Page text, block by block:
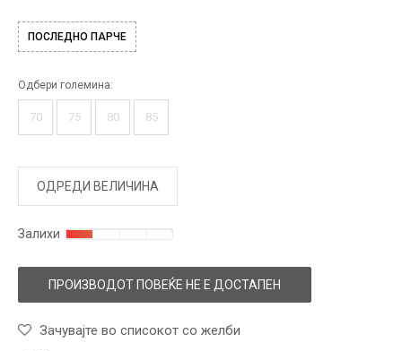
ПОСЛЕДНО ПАРЧЕ
Одбери големина:
70 75 80 85
ОДРЕДИ ВЕЛИЧИНА
Залихи
ПРОИЗВОДОТ ПОВЕЌЕ НЕ Е ДОСТАПЕН
Зачувајте во списокот со желби